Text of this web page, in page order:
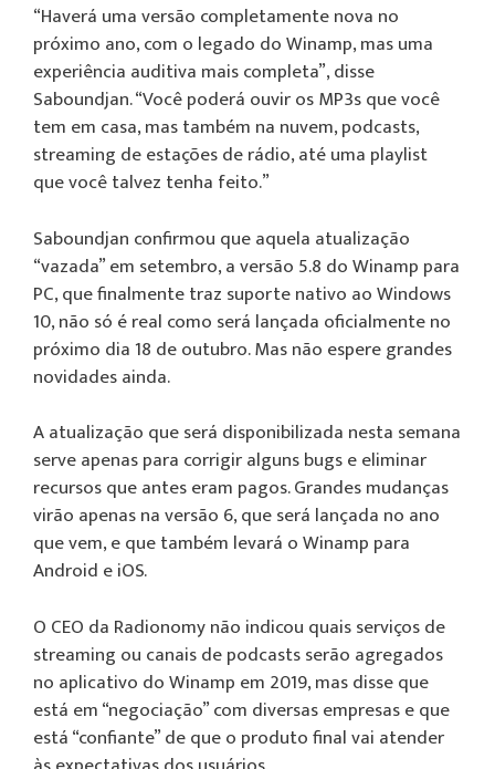
“Haverá uma versão completamente nova no
próximo ano, com o legado do Winamp, mas uma
experiência auditiva mais completa”, disse
Saboundjan. “Você poderá ouvir os MP3s que você
tem em casa, mas também na nuvem, podcasts,
streaming de estações de rádio, até uma playlist
que você talvez tenha feito.”
Saboundjan confirmou que aquela atualização
“vazada” em setembro, a versão 5.8 do Winamp para
PC, que finalmente traz suporte nativo ao Windows
10, não só é real como será lançada oficialmente no
próximo dia 18 de outubro. Mas não espere grandes
novidades ainda.
A atualização que será disponibilizada nesta semana
serve apenas para corrigir alguns bugs e eliminar
recursos que antes eram pagos. Grandes mudanças
virão apenas na versão 6, que será lançada no ano
que vem, e que também levará o Winamp para
Android e iOS.
O CEO da Radionomy não indicou quais serviços de
streaming ou canais de podcasts serão agregados
no aplicativo do Winamp em 2019, mas disse que
está em “negociação” com diversas empresas e que
está “confiante” de que o produto final vai atender